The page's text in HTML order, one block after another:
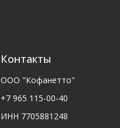
Контакты
ООО "Кофанетто"
+7 965 115-00-40
ИНН 7705881248